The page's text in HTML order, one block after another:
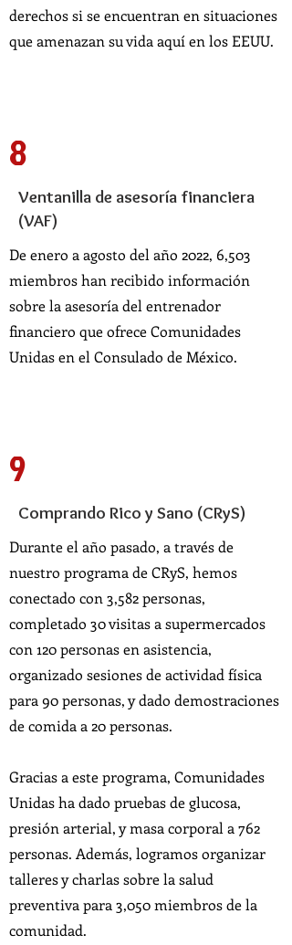
derechos si se encuentran en situaciones
que amenazan su vida aquí en los EEUU.
8
Ventanilla de asesoría financiera
(VAF)
De enero a agosto del año 2022, 6,503
miembros han recibido información
sobre la asesoría del entrenador
financiero que ofrece Comunidades
Unidas en el Consulado de México.
9
Comprando Rico y Sano (CRyS)
Durante el año pasado, a través de
nuestro programa de CRyS, hemos
conectado con 3,582 personas,
completado 30 visitas a supermercados
con 120 personas en asistencia,
organizado sesiones de actividad física
para 90 personas, y dado demostraciones
de comida a 20 personas.
Gracias a este programa, Comunidades
Unidas ha dado pruebas de glucosa,
presión arterial, y masa corporal a 762
personas. Además, logramos organizar
talleres y charlas sobre la salud
preventiva para 3,050 miembros de la
comunidad.